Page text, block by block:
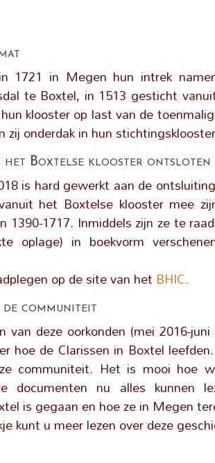
1721 in Megen hun intrek
te Boxtel, in 1513 gesticht
klooster op last van de
zij onderdak in hun
het Boxtelse klooster ontsloten
is hard gewerkt aan de
het Boxtelse klooster mee
1390-1717. Inmiddels zijn ze te
oplage) in boekvorm
op de site van het BHIC.
de communiteit
van deze oorkonden (mei 2016-
hoe de Clarissen in Boxtel
communiteit. Het is mooi hoe
documenten nu alles kunnen
is gegaan en hoe ze in Megen
kunt u meer lezen over deze